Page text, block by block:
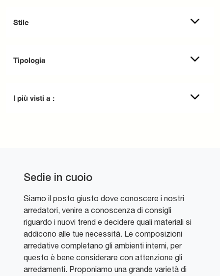
Stile
Tipologia
I più visti a :
Sedie in cuoio
Siamo il posto giusto dove conoscere i nostri
arredatori, venire a conoscenza di consigli
riguardo i nuovi trend e decidere quali materiali si
addicono alle tue necessità. Le composizioni
arredative completano gli ambienti interni, per
questo è bene considerare con attenzione gli
arredamenti. Proponiamo una grande varietà di